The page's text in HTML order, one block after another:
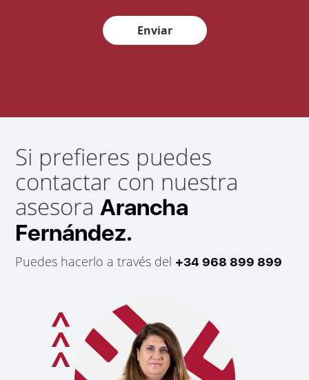
Enviar
Si prefieres puedes
contactar con nuestra
asesoraArancha
Fernández.
Puedes hacerlo a través del +34 968 899 899